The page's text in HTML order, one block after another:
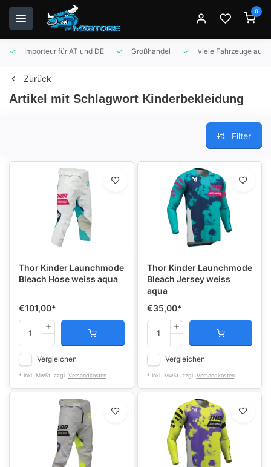
0
Importeur für AT und DE Großhandel viele Fahrzeuge auf
Zurück
Artikel mit Schlagwort Kinderbekleidung
Filter
Thor Kinder Launchmode
Bleach Hose weiss aqua
€101,00*
Vergleichen
* Inkl. MwSt. zzgl. Versandkosten
Thor Kinder Launchmode
Bleach Jersey weiss
aqua
€35,00*
Vergleichen
* Inkl. MwSt. zzgl. Versandkosten